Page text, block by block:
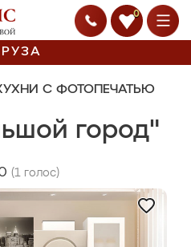
0
РУЗА
С ФОТОПЕЧАТЬЮ
город"
(1 голос)